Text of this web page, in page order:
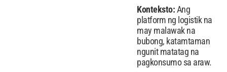
Konteksto:Ang
platform ng logistik na
may malawak na
bubong, katamtaman
ngunit matatag na
pagkonsumo sa araw.